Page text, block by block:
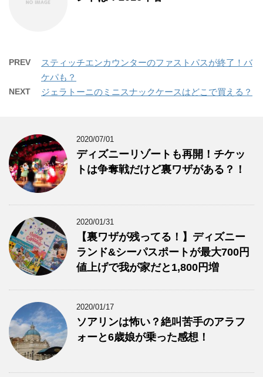
PREV
スティッチエンカウンターのファストパスが終了！バ
ケパも？
NEXT ジェラトーニのミニスナックケースはどこで買える？
2020/07/01
ディズニーリゾートも再開！チケッ
トは争奪戦だけど裏ワザがある？！
2020/01/31
【裏ワザが残ってる！】ディズニー
ランド&シーパスポートが最大700円
値上げで我が家だと1,800円増
2020/01/17
ソアリンは怖い？絶叫苦手のアラフ
ォーと6歳娘が乗った感想！